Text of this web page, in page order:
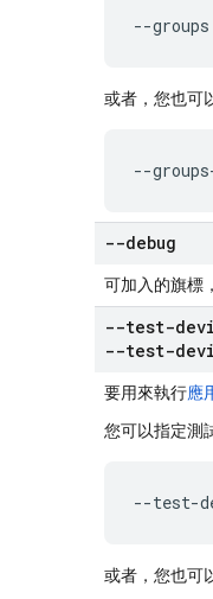
--
或者，您也可
--
--debug
可加入的旗標
--test-
--test-
要用來執行應
您可以指定測
--test-
或者，您也可